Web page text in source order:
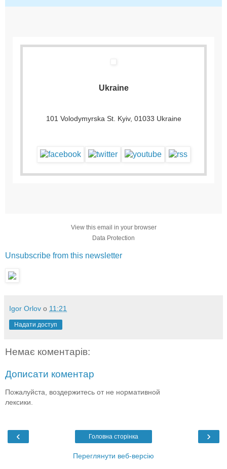
Ukraine
101 Volodymyrska St. Kyiv, 01033 Ukraine
View this email in your browser
Data Protection
Unsubscribe from this newsletter
Igor Orlov о 11:21
Надати доступ
Немає коментарів:
Дописати коментар
Пожалуйста, воздержитесь от не нормативной
лексики.
‹ ›
Головна сторінка
Переглянути веб-версію